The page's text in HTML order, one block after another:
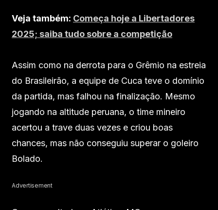
Veja também: Começa hoje a Libertadores
2025; saiba tudo sobre a competição
Assim como na derrota para o Grêmio na estreia
do Brasileirão, a equipe de Cuca teve o domínio
da partida, mas falhou na finalização. Mesmo
jogando na altitude peruana, o time mineiro
acertou a trave duas vezes e criou boas
chances, mas não conseguiu superar o goleiro
Bolado.
Advertisement